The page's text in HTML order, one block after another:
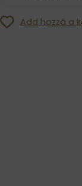
Add hozzá a